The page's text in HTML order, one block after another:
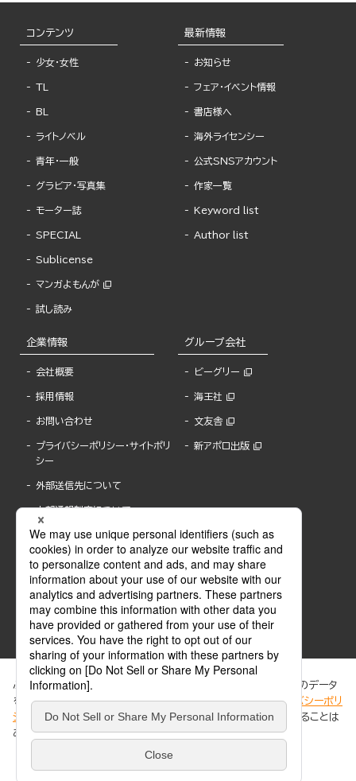
コンテンツ
少女・女性
TL
BL
ライトノベル
青年・一般
グラビア・写真集
モーター誌
SPECIAL
Sublicense
マンガよもんが
試し読み
最新情報
お知らせ
フェア・イベント情報
書店様へ
海外ライセンシー
公式SNSアカウント
作家一覧
Keyword list
Author list
企業情報
会社概要
採用情報
お問い合わせ
プライバシーポリシー・サイトポリ
シー
外部送信先について
内部通報制度について
グループ会社
ビーグリー
海王社
文友舎
新アポロ出版
ABJマークは、この電子書店・電子書籍配信サービスが、著作権者からコンテンツ使用許諾を
得た正規版配信サービスであることを示す登録商標(登録番号 第6091713号)です。
ABJマークの詳細、ABJマークを掲示しているサービスの一覧はこちら。
ぶんか社が運営するサイトでは、利便性向上のためにCookie等のデータ
を使用しています。 当社のCookieについての詳細は、「プライバシーポリ
シー
」をご覧ください。当サイトでは、訪問者の個人情報を追跡することは
ありません。